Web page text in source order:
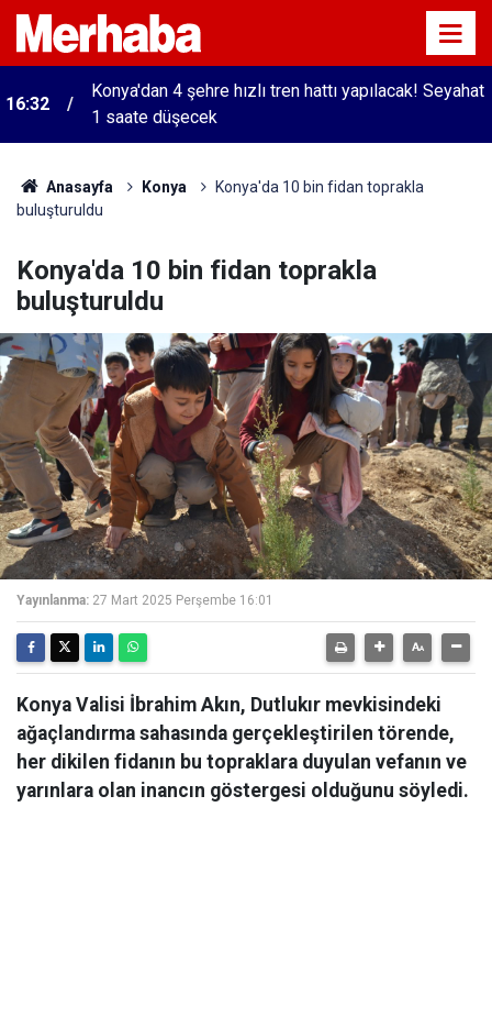
16:32
Konya'dan 4 şehre hızlı tren hattı yapılacak! Seyahat
1 saate düşecek
Anasayfa Konya
Konya'da 10 bin fidan toprakla
buluşturuldu
Konya'da 10 bin fidan toprakla
buluşturuldu
Yayınlanma: 27 Mart 2025 Perşembe 16:01
Konya Valisi İbrahim Akın, Dutlukır mevkisindeki
ağaçlandırma sahasında gerçekleştirilen törende,
her dikilen fidanın bu topraklara duyulan vefanın ve
yarınlara olan inancın göstergesi olduğunu söyledi.